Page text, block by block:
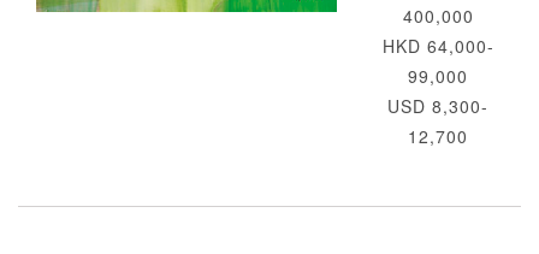
400,000
HKD 64,000-
99,000
USD 8,300-
12,700